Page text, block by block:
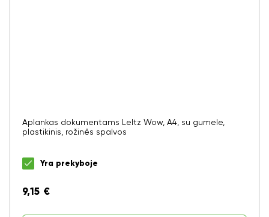
Aplankas dokumentams LeItz Wow, A4, su gumele,
plastikinis, rožinės spalvos
Yra prekyboje
9,15 €